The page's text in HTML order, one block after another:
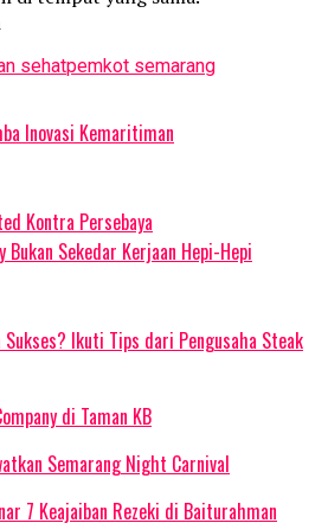
sehatpemkot semarang
Inovasi Kemaritiman
Kontra Persebaya
Bukan Sekedar Kerjaan Hepi-Hepi
Sukses? Ikuti Tips dari Pengusaha Steak
di Taman KB
Semarang Night Carnival
7 Keajaiban Rezeki di Baiturahman